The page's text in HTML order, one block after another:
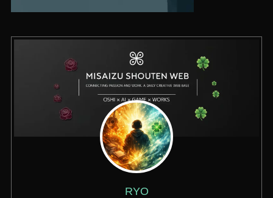
RYO